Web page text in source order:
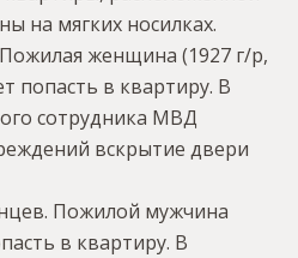
на мягких носилках.
Пожилая женщина (1927 г/р,
попасть в квартиру. В
сотрудника МВД
вскрытие двери
Пожилой мужчина
в квартиру. В